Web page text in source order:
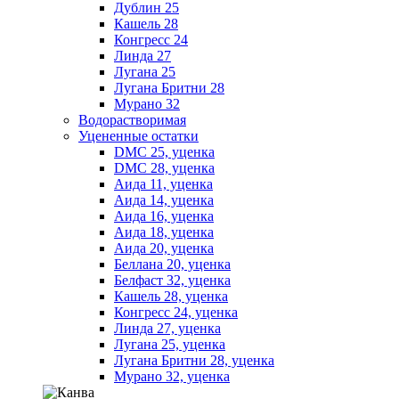
Дублин 25
Кашель 28
Конгресс 24
Линда 27
Лугана 25
Лугана Бритни 28
Мурано 32
Водорастворимая
Уцененные остатки
DMC 25, уценка
DMC 28, уценка
Аида 11, уценка
Аида 14, уценка
Аида 16, уценка
Аида 18, уценка
Аида 20, уценка
Беллана 20, уценка
Белфаст 32, уценка
Кашель 28, уценка
Конгресс 24, уценка
Линда 27, уценка
Лугана 25, уценка
Лугана Бритни 28, уценка
Мурано 32, уценка